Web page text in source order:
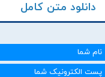
دانلود متن کامل